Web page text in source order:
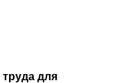
для